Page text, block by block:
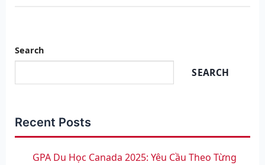
Search
SEARCH
Recent Posts
GPA Du Học Canada 2025: Yêu Cầu Theo Từng